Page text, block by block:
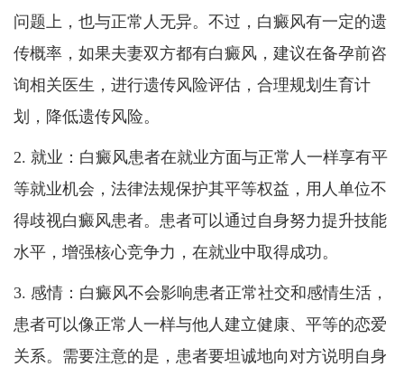
问题上，也与正常人无异。不过，白癜风有一定的遗
传概率，如果夫妻双方都有白癜风，建议在备孕前咨
询相关医生，进行遗传风险评估，合理规划生育计
划，降低遗传风险。
2. 就业：白癜风患者在就业方面与正常人一样享有平
等就业机会，法律法规保护其平等权益，用人单位不
得歧视白癜风患者。患者可以通过自身努力提升技能
水平，增强核心竞争力，在就业中取得成功。
3. 感情：白癜风不会影响患者正常社交和感情生活，
患者可以像正常人一样与他人建立健康、平等的恋爱
关系。需要注意的是，患者要坦诚地向对方说明自身